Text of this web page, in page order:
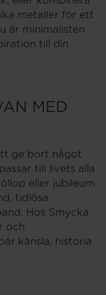
metaller för ett
är minimalisten
till din
MED
ge bort något
till livets alla
eller jubileum.
tidlösa
Hos Smycka
och
känsla, historia